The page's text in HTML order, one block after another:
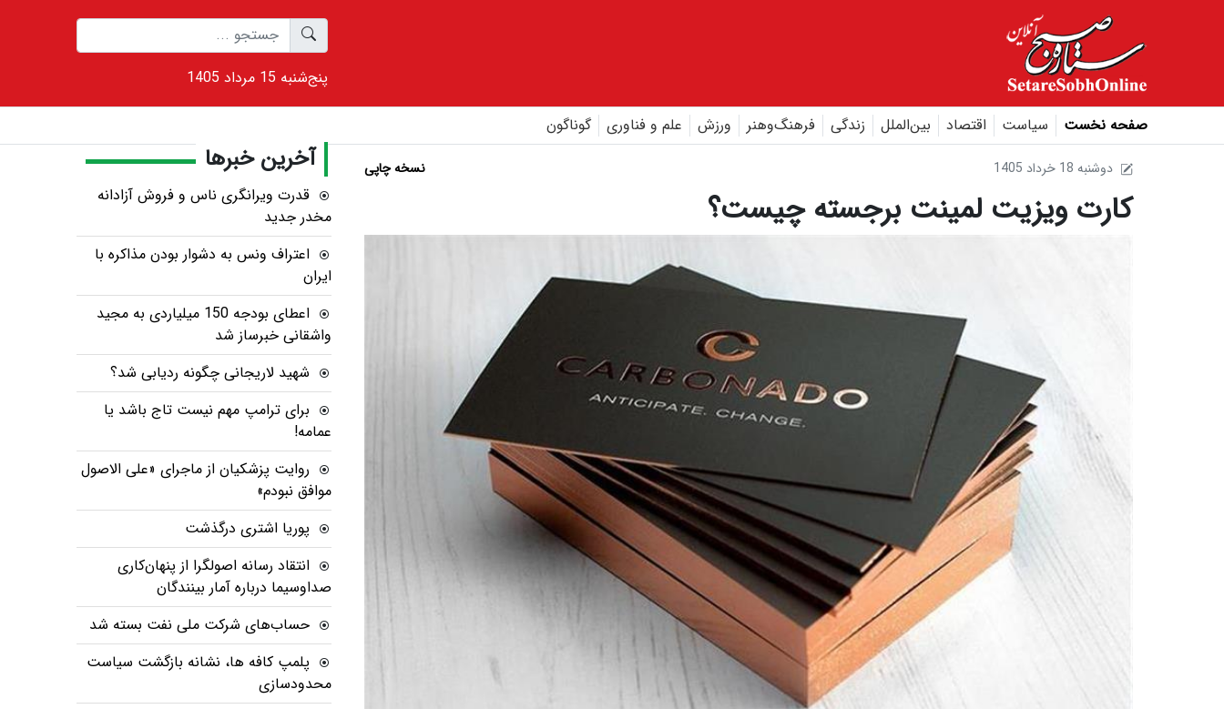
1405 پنج‌شنبه 15 مرداد
صفحه نخست سیاست اقتصاد بین‌الملل زندگی فرهنگ‌و‌هنر ورزش علم و فناوری گوناگون
1405 دوشنبه 18 خرداد نسخه چاپی
کارت ویزیت لمینت برجسته چیست؟
آخرین خبرها
قدرت ویرانگری ناس و فروش آزادانه
مخدر جدید
اعتراف ونس به دشوار بودن مذاکره با
ایران
اعطای بودجه 150 میلیاردی به مجید
واشقانی خبرساز شد
شهید لاریجانی چگونه ردیابی شد؟
برای ترامپ مهم نیست تاج باشد یا
عمامه!
روایت پزشکیان از ماجرای «علی الاصول
موافق نبودم»
پوریا اشتری درگذشت
انتقاد رسانه اصولگرا از پنهان‌کاری
صداوسیما درباره آمار بینندگان
حساب‌های شرکت ملی نفت بسته شد
پلمپ کافه ها، نشانه بازگشت سیاست
محدودسازی